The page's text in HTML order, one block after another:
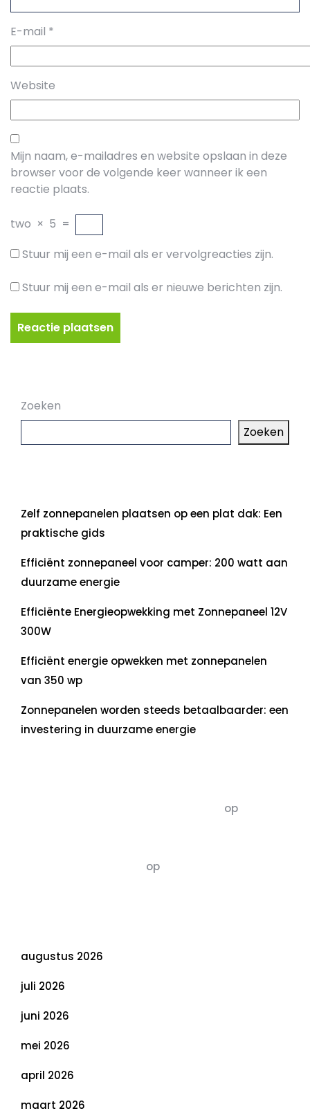
E-mail *
Website
Mijn naam, e-mailadres en website opslaan in deze
browser voor de volgende keer wanneer ik een
reactie plaats.
two × 5 =
Stuur mij een e-mail als er vervolgreacties zijn.
Stuur mij een e-mail als er nieuwe berichten zijn.
Zoeken
Zoeken
Zelf zonnepanelen plaatsen op een plat dak: Een
praktische gids
Efficiënt zonnepaneel voor camper: 200 watt aan
duurzame energie
Efficiënte Energieopwekking met Zonnepaneel 12V
300W
Efficiënt energie opwekken met zonnepanelen
van 350 wp
Zonnepanelen worden steeds betaalbaarder: een
investering in duurzame energie
op
op
augustus 2026
juli 2026
juni 2026
mei 2026
april 2026
maart 2026